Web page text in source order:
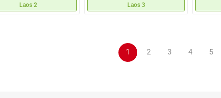
Laos 2 Laos 3
1 2 3 4 5